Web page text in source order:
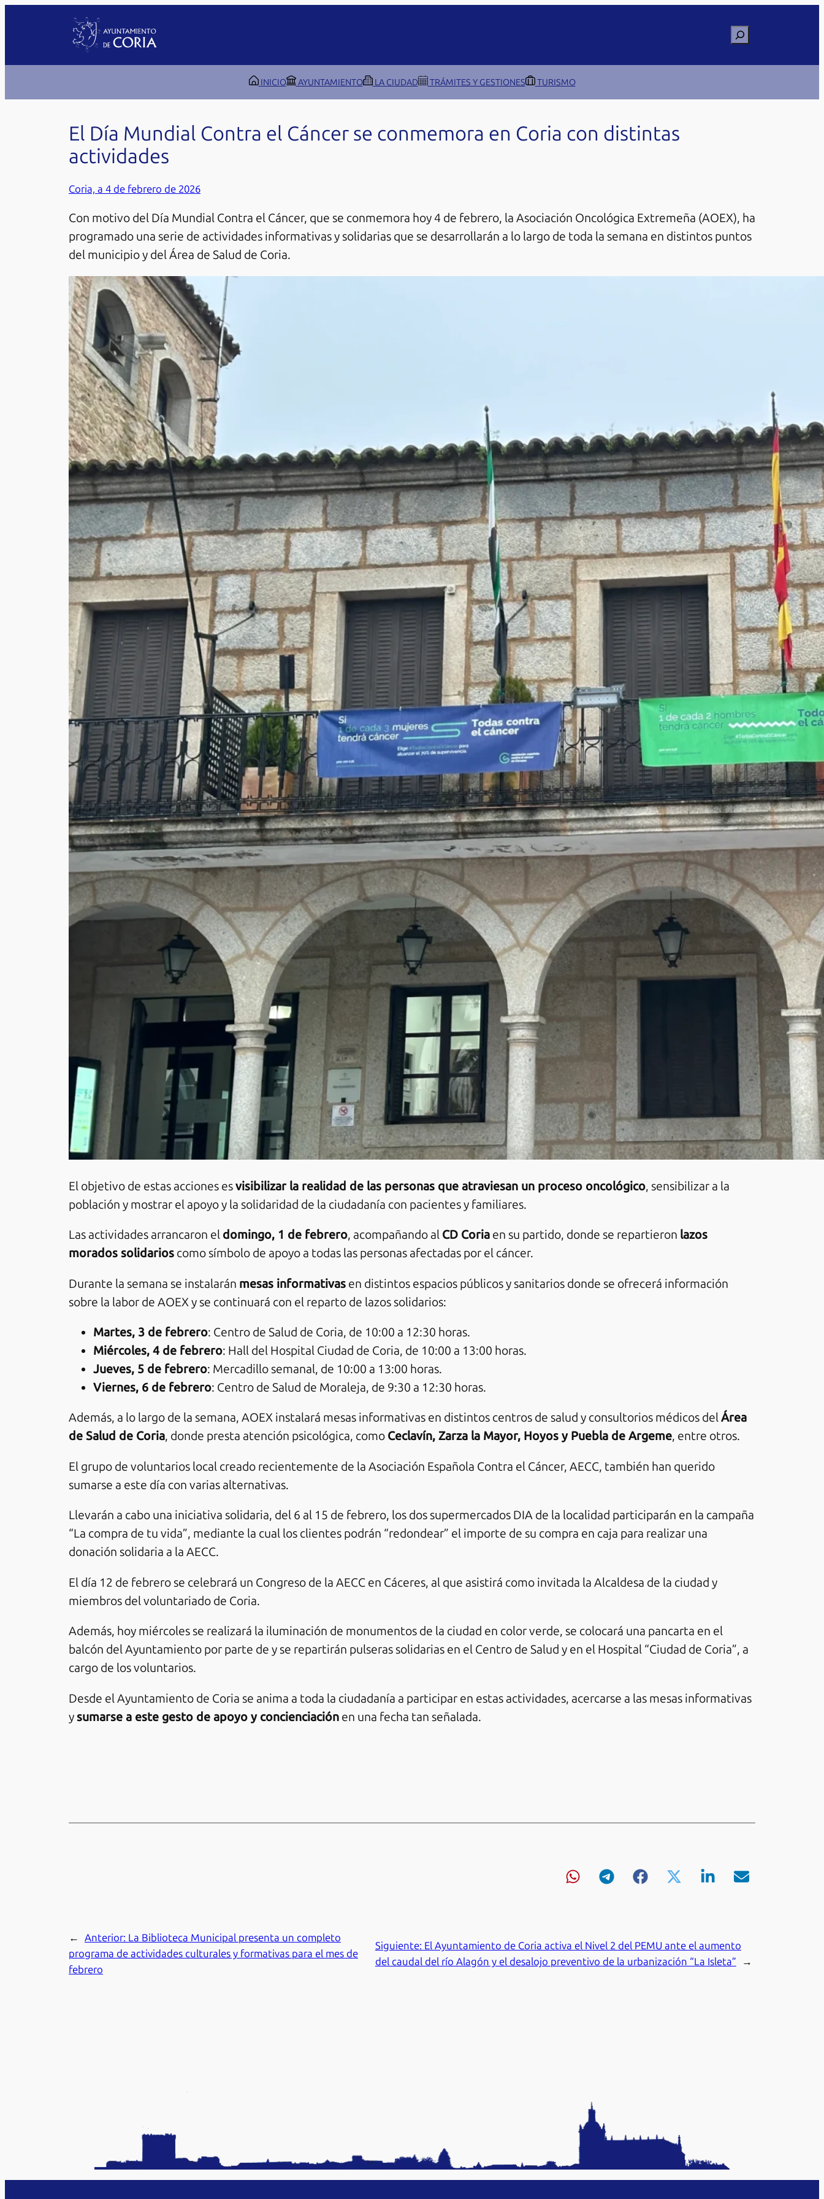
Buscar
INICIO AYUNTAMIENTO LA CIUDAD TRÁMITES Y GESTIONES TURISMO
El Día Mundial Contra el Cáncer se conmemora en Coria con distintas
actividades
Coria, a 4 de febrero de 2026
Con motivo del Día Mundial Contra el Cáncer, que se conmemora hoy 4 de febrero, la Asociación Oncológica Extremeña (AOEX), ha
programado una serie de actividades informativas y solidarias que se desarrollarán a lo largo de toda la semana en distintos puntos
del municipio y del Área de Salud de Coria.
El objetivo de estas acciones esvisibilizar la realidad de las personas que atraviesan un proceso oncológico, sensibilizar a la
población y mostrar el apoyo y la solidaridad de la ciudadanía con pacientes y familiares.
Las actividades arrancaron el domingo, 1 de febrero, acompañando al CD Coria en su partido, donde se repartieron lazos
morados solidarios como símbolo de apoyo a todas las personas afectadas por el cáncer.
Durante la semana se instalarán mesas informativas en distintos espacios públicos y sanitarios donde se ofrecerá información
sobre la labor de AOEX y se continuará con el reparto de lazos solidarios:
Martes, 3 de febrero: Centro de Salud de Coria, de 10:00 a 12:30 horas.
Miércoles, 4 de febrero: Hall del Hospital Ciudad de Coria, de 10:00 a 13:00 horas.
Jueves, 5 de febrero: Mercadillo semanal, de 10:00 a 13:00 horas.
Viernes, 6 de febrero: Centro de Salud de Moraleja, de 9:30 a 12:30 horas.
Además, a lo largo de la semana, AOEX instalará mesas informativas en distintos centros de salud y consultorios médicos delÁrea
de Salud de Coria, donde presta atención psicológica, como Ceclavín, Zarza la Mayor, Hoyos y Puebla de Argeme, entre otros.
El grupo de voluntarios local creado recientemente de la Asociación Española Contra el Cáncer, AECC, también han querido
sumarse a este día con varias alternativas.
Llevarán a cabo una iniciativa solidaria, del 6 al 15 de febrero, los dos supermercados DIA de la localidad participarán en la campaña
“La compra de tu vida”, mediante la cual los clientes podrán “redondear” el importe de su compra en caja para realizar una
donación solidaria a la AECC.
El día 12 de febrero se celebrará un Congreso de la AECC en Cáceres, al que asistirá como invitada la Alcaldesa de la ciudad y
miembros del voluntariado de Coria.
Además, hoy miércoles se realizará la iluminación de monumentos de la ciudad en color verde, se colocará una pancarta en el
balcón del Ayuntamiento por parte de y se repartirán pulseras solidarias en el Centro de Salud y en el Hospital “Ciudad de Coria”, a
cargo de los voluntarios.
Desde el Ayuntamiento de Coria se anima a toda la ciudadanía a participar en estas actividades, acercarse a las mesas informativas
ysumarse a este gesto de apoyo y concienciación en una fecha tan señalada.
← Anterior: La Biblioteca Municipal presenta un completo
programa de actividades culturales y formativas para el mes de
febrero
Siguiente: El Ayuntamiento de Coria activa el Nivel 2 del PEMU ante el aumento
del caudal del río Alagón y el desalojo preventivo de la urbanización “La Isleta”
→